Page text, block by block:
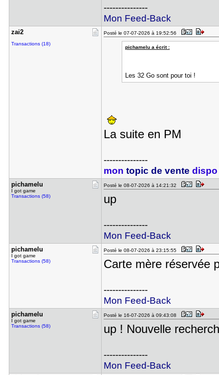
---------------
Mon Feed-Back
zai2
Transactions (18)
Posté le 07-07-2026 à 19:52:56
pichamelu a écrit :
Les 32 Go sont pour toi !
La suite en PM
---------------
mon topic de vente dispo
pichamelu
I got game
Transactions (58)
Posté le 08-07-2026 à 14:21:32
up
---------------
Mon Feed-Back
pichamelu
I got game
Transactions (58)
Posté le 08-07-2026 à 23:15:55
Carte mère réservée
---------------
Mon Feed-Back
pichamelu
I got game
Transactions (58)
Posté le 16-07-2026 à 09:43:08
up ! Nouvelle
---------------
Mon Feed-Back